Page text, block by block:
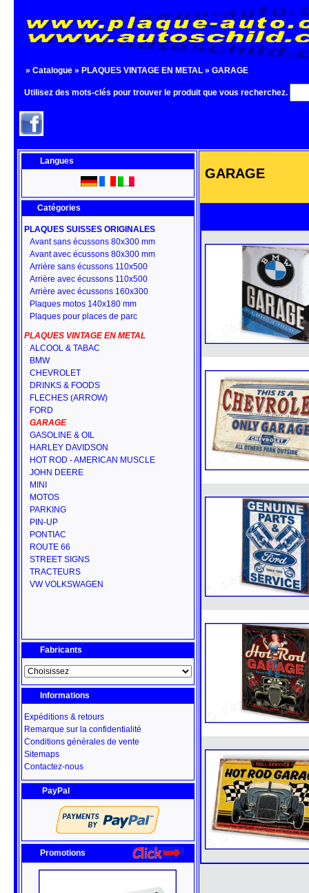
» Catalogue » PLAQUES VINTAGE EN METAL » GARAGE
Utilisez des mots-clés pour trouver le produit que vous recherchez.
Langues
Catégories
PLAQUES SUISSES ORIGINALES
Avant sans écussons 80x300 mm
Avant avec écussons 80x300 mm
Arrière sans écussons 110x500
Arrière avec écussons 110x500
Arrière avec écussons 160x300
Plaques motos 140x180 mm
Plaques pour places de parc
PLAQUES VINTAGE EN METAL
ALCOOL & TABAC
BMW
CHEVROLET
DRINKS & FOODS
FLECHES (ARROW)
FORD
GARAGE
GASOLINE & OIL
HARLEY DAVIDSON
HOT ROD - AMERICAN MUSCLE
JOHN DEERE
MINI
MOTOS
PARKING
PIN-UP
PONTIAC
ROUTE 66
STREET SIGNS
TRACTEURS
VW VOLKSWAGEN
Fabricants
Informations
Expéditions & retours
Remarque sur la confidentialité
Conditions générales de vente
Sitemaps
Contactez-nous
PayPal
Promotions
GARAGE